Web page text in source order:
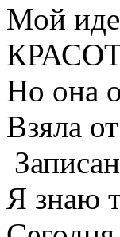
Мой
Но она
Взяла
Записан
Я знаю